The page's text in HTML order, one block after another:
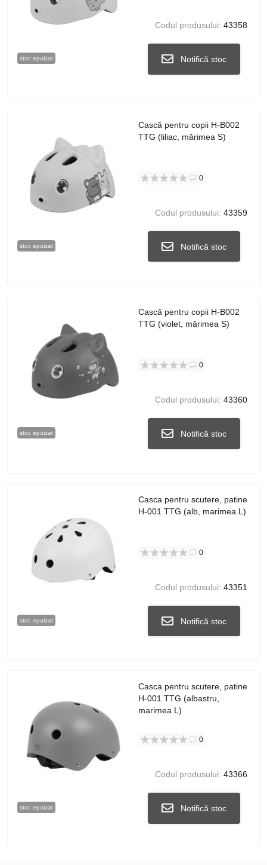
stoc epuizat
Codul produsului: 43358
Notifică stoc
stoc epuizat
Cască pentru copii H-B002
TTG (liliac, mărimea S)
0
Codul produsului: 43359
Notifică stoc
stoc epuizat
Cască pentru copii H-B002
TTG (violet, mărimea S)
0
Codul produsului: 43360
Notifică stoc
stoc epuizat
Casca pentru scutere, patine
H-001 TTG (alb, marimea L)
0
Codul produsului: 43351
Notifică stoc
stoc epuizat
Casca pentru scutere, patine
H-001 TTG (albastru,
marimea L)
0
Codul produsului: 43366
Notifică stoc